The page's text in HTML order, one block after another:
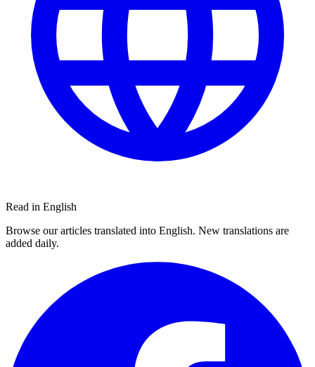
Read in English
Browse our articles translated into English. New translations are
added daily.